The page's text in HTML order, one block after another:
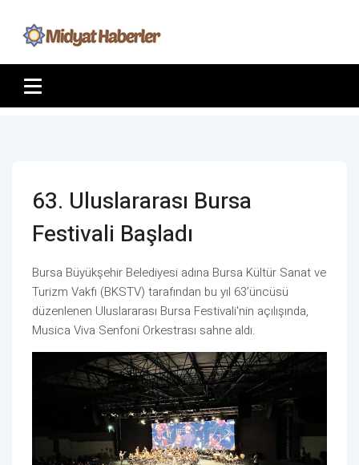
63. Uluslararası Bursa
Festivali Başladı
Bursa Büyükşehir Belediyesi adına Bursa Kültür Sanat ve
Turizm Vakfı (BKSTV) tarafından bu yıl 63’üncüsü
düzenlenen Uluslararası Bursa Festivali'nin açılışında,
Musica Viva Senfoni Orkestrası sahne aldı.